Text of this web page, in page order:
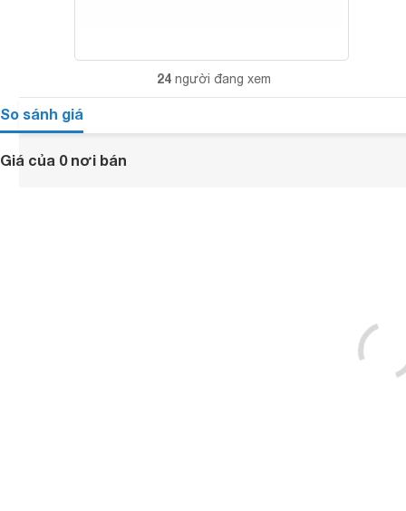
24 người đang xem
So sánh giá
Giá của 0 nơi bán